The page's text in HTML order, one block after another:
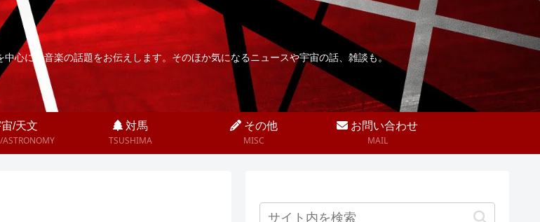
心に、音楽の話題をお伝えします。そのほか気になるニュースや宇宙の話、雑談も。
/天文
ASTRONOMY
対馬
TSUSHIMA
その他
MISC
お問い合わせ
MAIL